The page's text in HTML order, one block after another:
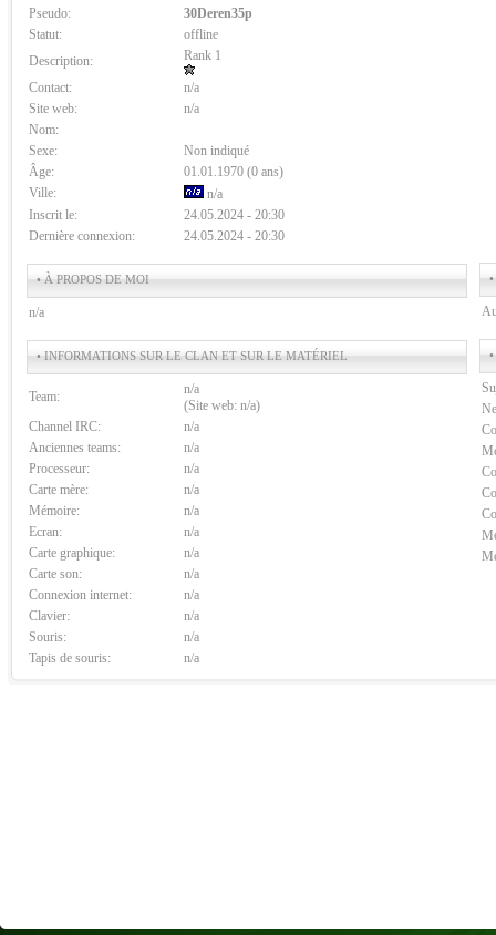
Pseudo:
30Deren35p
Statut:
offline
Description:
Rank 1
Contact:
n/a
Site web:
n/a
Nom:
Sexe:
Non indiqué
Âge:
01.01.1970 (0 ans)
Ville:
n/a
Inscrit le:
24.05.2024 - 20:30
Dernière connexion:
24.05.2024 - 20:30
• À PROPOS DE MOI
n/a
• INFORMATIONS SUR LE CLAN ET SUR LE MATÉRIEL
Team:
n/a
(Site web: n/a)
Channel IRC:
n/a
Anciennes teams:
n/a
Processeur:
n/a
Carte mère:
n/a
Mémoire:
n/a
Ecran:
n/a
Carte graphique:
n/a
Carte son:
n/a
Connexion internet:
n/a
Clavier:
n/a
Souris:
n/a
Tapis de souris:
n/a
•
•